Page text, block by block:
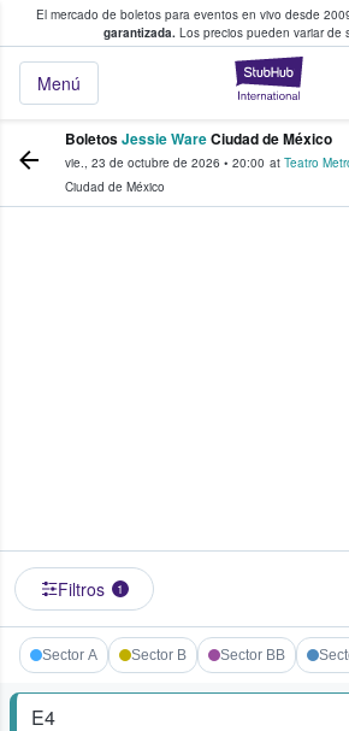
El mercado de boletos para eventos en vivo desde
garantizada. Los precios pueden variar de
Menú
fans compran y venden
BoletosJessie WareCiudad de México
vie., 23 de octubre de 2026 • 20:00 at Teatro
Ciudad de México
Filtros 1
Sector A Sector B Sector BB
E4